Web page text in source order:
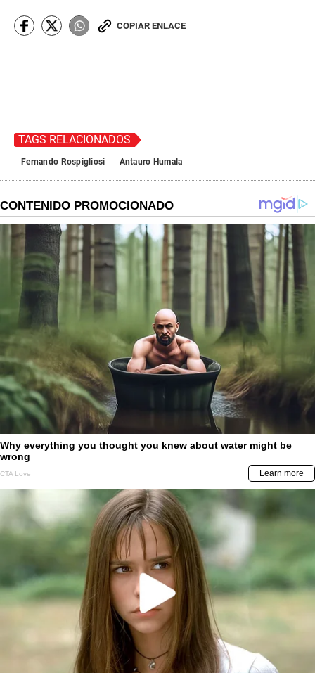
COPIAR ENLACE
TAGS RELACIONADOS
Fernando Rospigliosi Antauro Humala